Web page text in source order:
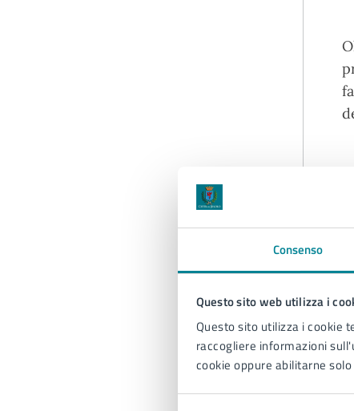
Consenso
Questo sito web utilizza i
Questo sito utilizza i cookie
raccogliere informazioni
cookie oppure abilitarne